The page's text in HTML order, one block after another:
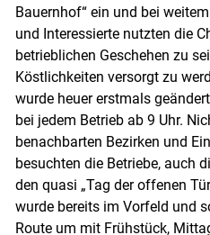
Bauernhof“ ein und bei
und Interessierte nutzten die
betrieblichen Geschehen zu
Köstlichkeiten versorgt zu
wurde heuer erstmals
bei jedem Betrieb ab 9 Uhr.
benachbarten Bezirken und
besuchten die Betriebe, auch
den quasi „Tag der offenen
wurde bereits im Vorfeld und
Route um mit Frühstück,